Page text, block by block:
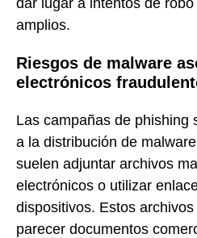
amplios.
Riesgos de malware
electrónicos
Las campañas de phishing
a la distribución de
suelen adjuntar archivos
electrónicos o utilizar
dispositivos. Estos
parecer documentos